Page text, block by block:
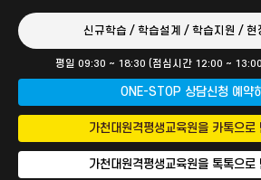
신규학습 / 학습설계 / 학습지원 / 현
평일 09:30 ~ 18:30 (점심시간 12:00 ~
ONE-STOP 상담신청 예약
가천대원격평생교육원을 카톡으로
가천대원격평생교육원을 톡톡으로